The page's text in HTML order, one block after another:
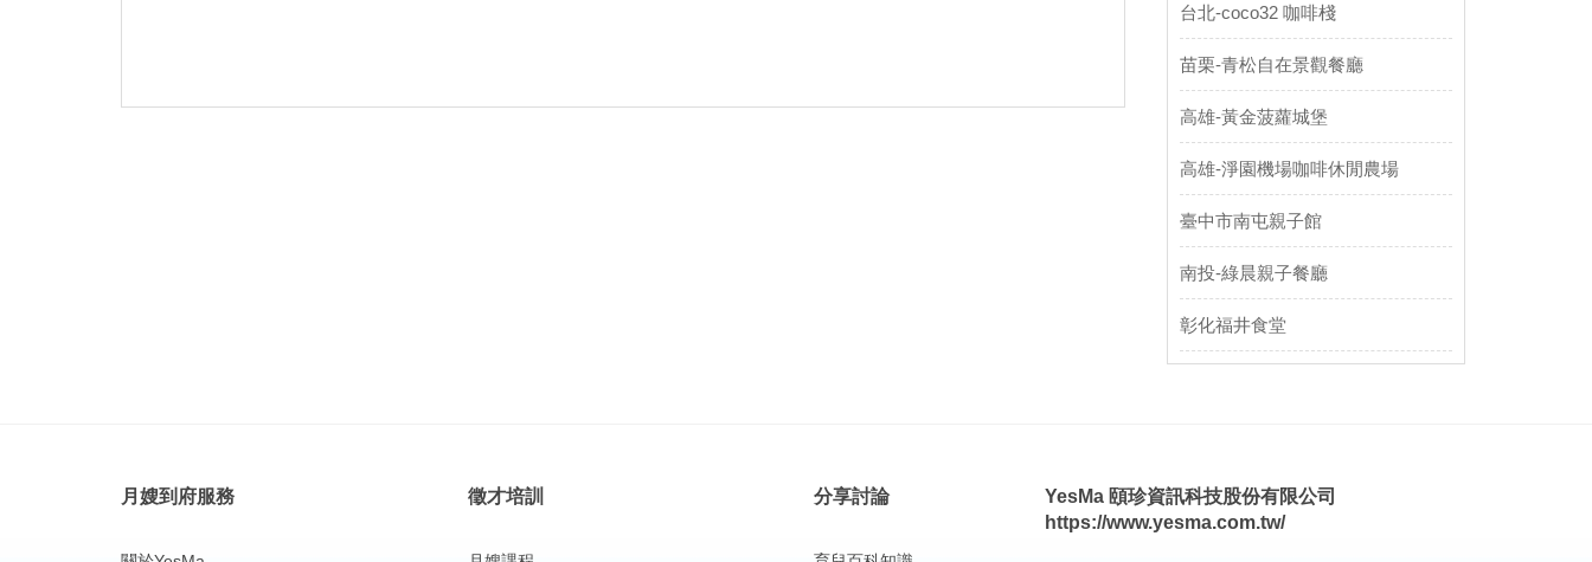
台北-coco32 咖啡棧
苗栗-青松自在景觀餐廳
高雄-黃金菠蘿城堡
高雄-淨園機場咖啡休閒農場
臺中市南屯親子館
南投-綠晨親子餐廳
彰化福井食堂
月嫂到府服務 徵才培訓 分享討論
YesMa 頤珍資訊科技股份有限公司
https://www.yesma.com.tw/